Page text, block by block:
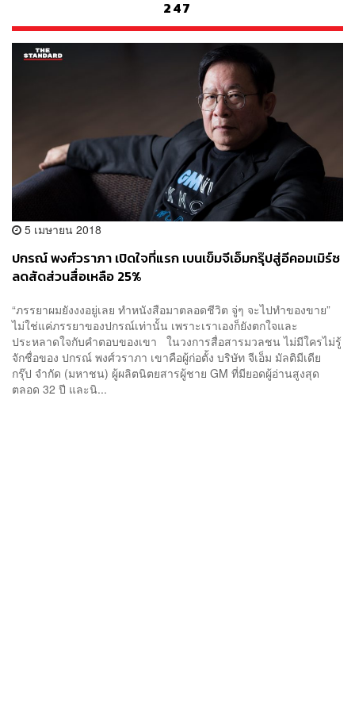
247
5 เมษายน 2018
ปกรณ์ พงศ์วราภา เปิดใจที่แรก เบนเข็มจีเอ็มกรุ๊ปสู่อีคอมเมิร์ซ
ลดสัดส่วนสื่อเหลือ 25%
“ภรรยาผมยังงงอยู่เลย ทำหนังสือมาตลอดชีวิต จู่ๆ จะไปทำของขาย”
ไม่ใช่แค่ภรรยาของปกรณ์เท่านั้น เพราะเราเองก็ยังตกใจและ
ประหลาดใจกับคำตอบของเขา ในวงการสื่อสารมวลชน ไม่มีใครไม่รู้
จักชื่อของ ปกรณ์ พงศ์วราภา เขาคือผู้ก่อตั้ง บริษัท จีเอ็ม มัลติมีเดีย
กรุ๊ป จำกัด (มหาชน) ผู้ผลิตนิตยสารผู้ชาย GM ที่มียอดผู้อ่านสูงสุด
ตลอด 32 ปี และนิ...